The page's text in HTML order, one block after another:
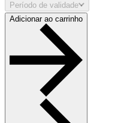
Período de validade
Adicionar ao carrinho